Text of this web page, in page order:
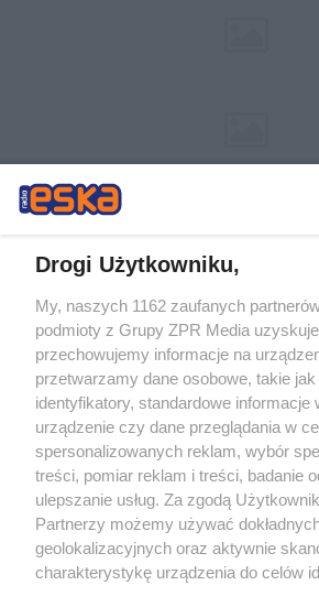
Żaden utwór zamieszczony w serwisie nie może
rozpowszechniany lub dalej rozpowszechniany
tym także elektroniczny lub mechaniczny) na
eksploatacji w jakiejkolwiek formie, włącznie z
Internecie bez pisemnej zgody właściciela praw.
wykorzystanie utworów w całości lub w części z
tzn. bez właściwej zgody, jest zabronione pod
ścigane prawnie.
Drogi Użytkowniku,
My, naszych 1162 zaufanych
podmioty z Grupy ZPR Media
przechowujemy informacje na
przetwarzamy dane osobowe, takie
identyfikatory, standardowe informacje
urządzenie czy dane przeglądania w
spersonalizowanych reklam, wybór
treści, pomiar reklam i treści, badanie
ulepszanie usług. Za zgodą
Partnerzy możemy używać
geolokalizacyjnych oraz aktywnie
charakterystykę urządzenia do celów